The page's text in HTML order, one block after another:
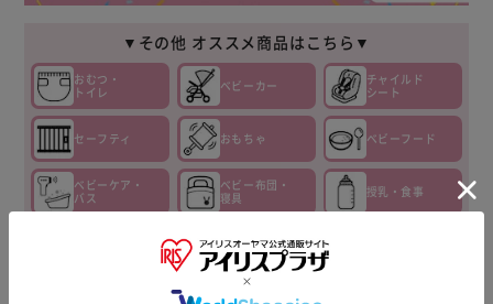
▼その他 オススメ商品はこちら▼
おむつ・
トイレ
ベビーカー
チャイルド
シート
セーフティ おもちゃ ベビーフード
ベビーケア・
バス
ベビー布団・
寝具
授乳・食事
マタニティ
▼ 食品・飲料おすすめ ▼